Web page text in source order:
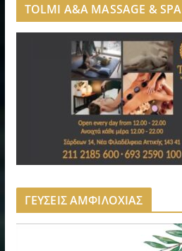
TOLMI A&A MASSAGE & SPA
ΓΕΥΣΕΙΣ ΑΜΦΙΛΟΧΙΑΣ